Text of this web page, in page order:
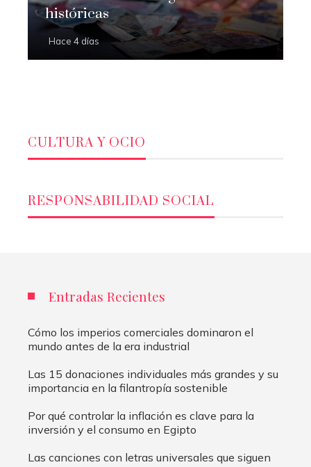
históricas
Hace 4 días
CULTURA Y OCIO
RESPONSABILIDAD SOCIAL
Entradas Recientes
Cómo los imperios comerciales dominaron el
mundo antes de la era industrial
Las 15 donaciones individuales más grandes y su
importancia en la filantropía sostenible
Por qué controlar la inflación es clave para la
inversión y el consumo en Egipto
Las canciones con letras universales que siguen